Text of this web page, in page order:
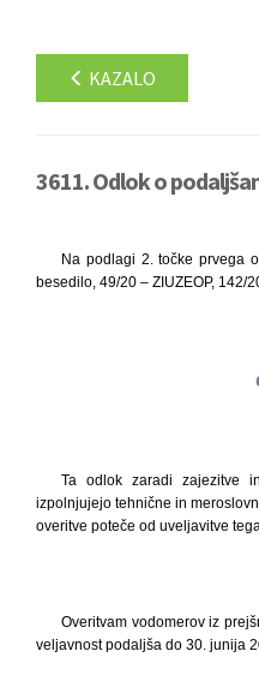
KAZALO
3611. Odlok o
Na podlagi 2. točke prvega
besedilo, 49/20 – ZIUZEOP,
Ta odlok zaradi zajezitve
izpolnjujejo tehnične in
overitve poteče od uveljavitve
Overitvam vodomerov iz
veljavnost podaljša do 30. junija